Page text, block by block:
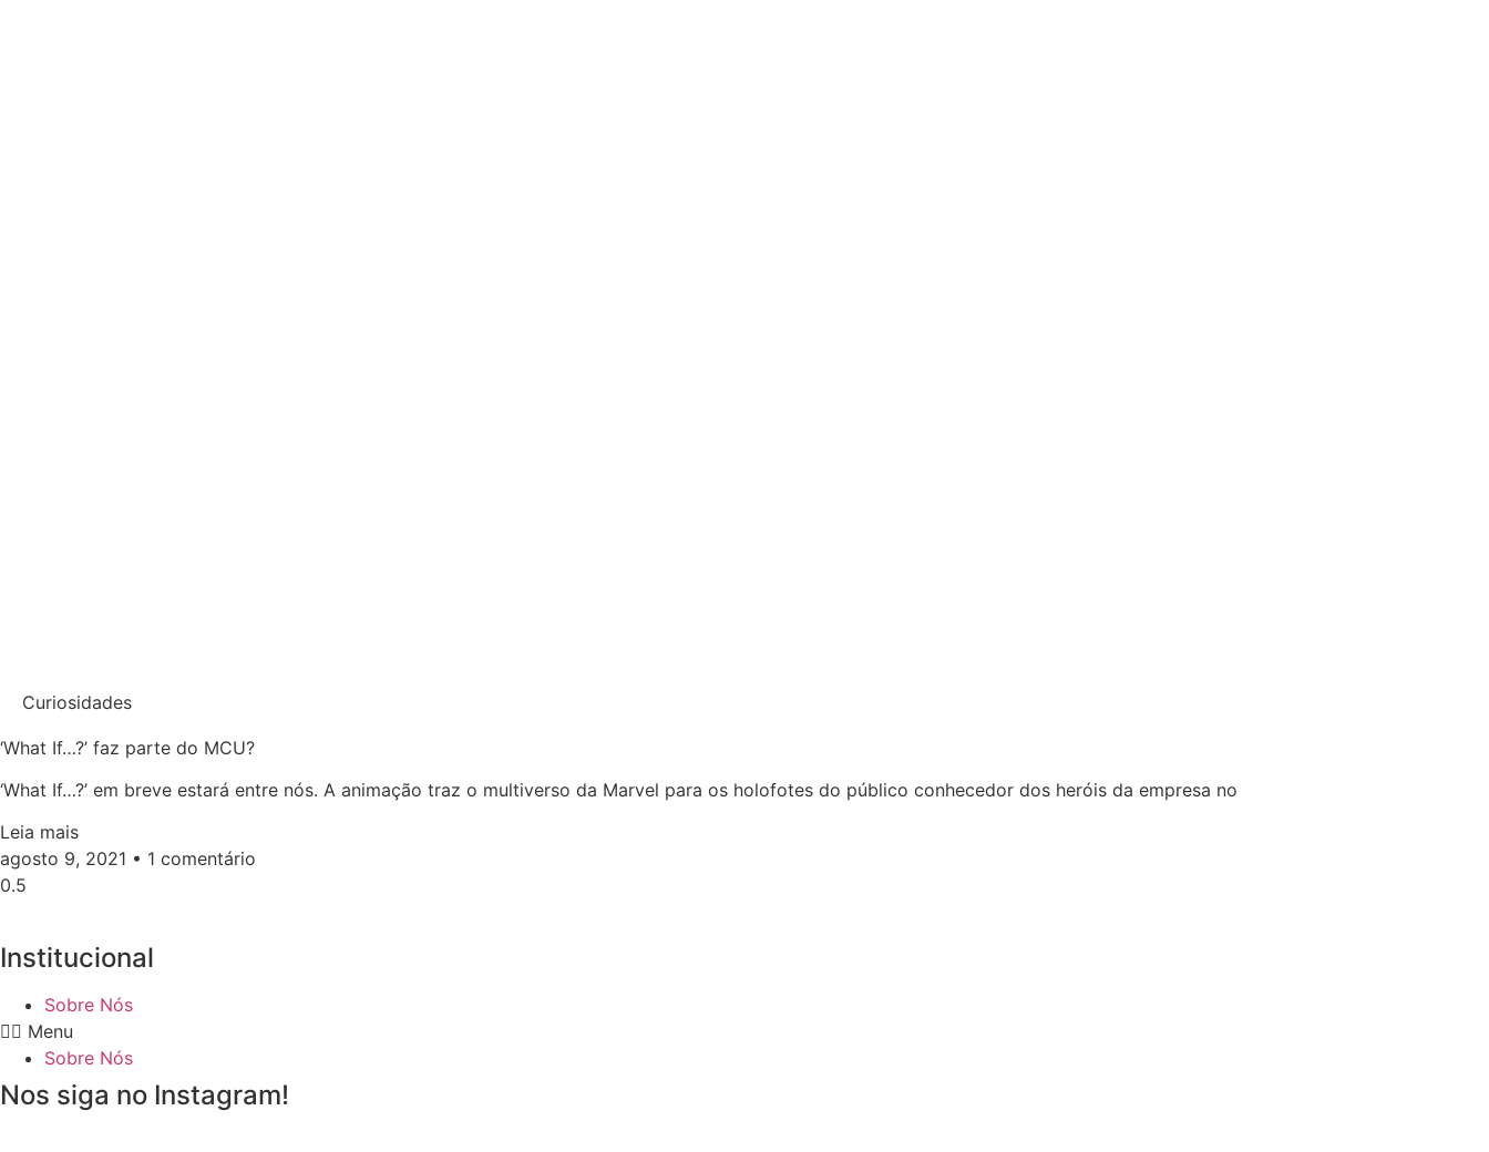
Curiosidades
‘What If…?’ faz parte do MCU?
‘What If…?’ em breve estará entre nós. A animação traz o multiverso da Marvel para os holofotes do público conhecedor dos heróis da empresa no
Leia mais
agosto 9, 2021
1 comentário
Institucional
Sobre Nós
Menu
Sobre Nós
Nos siga no Instagram!